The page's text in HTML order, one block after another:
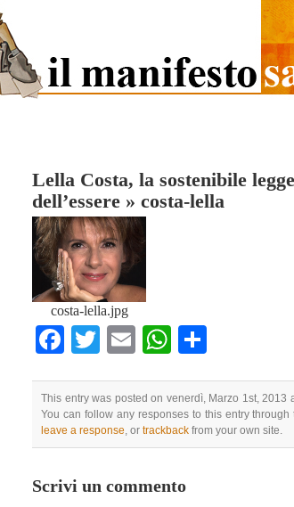
Lella Costa, la sostenibile
dell’essere » costa-lella
costa-lella.jpg
Facebook
TwitterEmailWhatsApp
This entry was posted on venerdì, Marzo 1st, 2013
You can follow any responses to this entry through
leave a response, or trackback from your own site.
Scrivi un commento